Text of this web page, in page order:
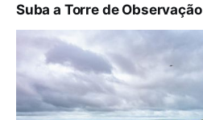
Suba a Torre de Observação